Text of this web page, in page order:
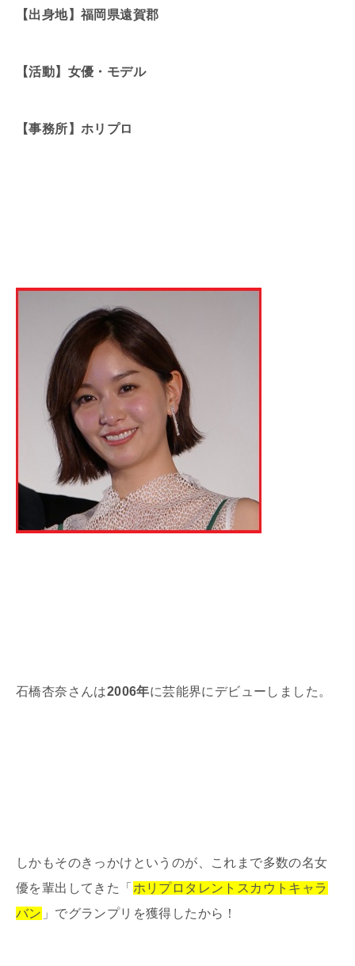
【出身地】福岡県遠賀郡
【活動】女優・モデル
【事務所】ホリプロ
石橋杏奈さんは2006年に芸能界にデビューしました。
しかもそのきっかけというのが、これまで多数の名女
優を輩出してきた「 ホリプロタレントスカウトキャラ
バン 」でグランプリを獲得したから！